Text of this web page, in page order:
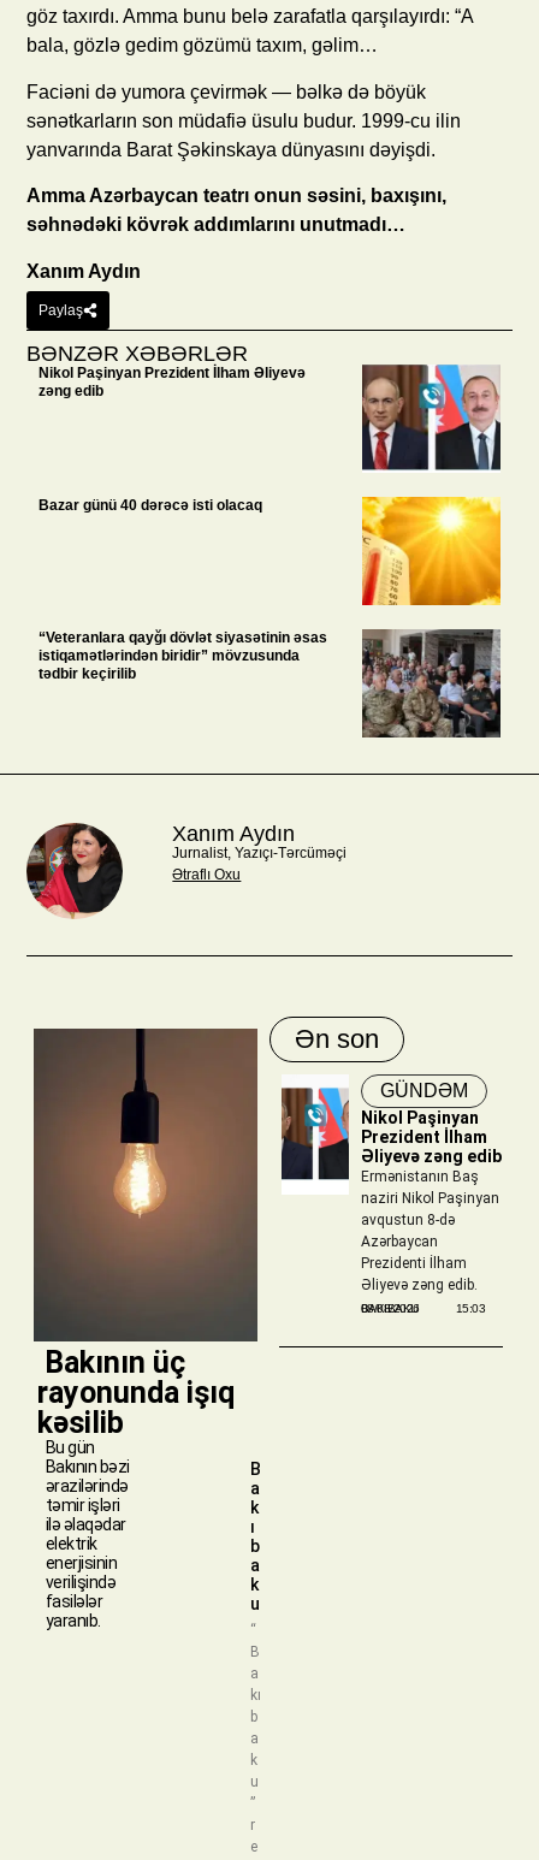
göz taxırdı. Amma bunu belə zarafatla qarşılayırdı: “A
bala, gözlə gedim gözümü taxım, gəlim…
Faciəni də yumora çevirmək — bəlkə də böyük
sənətkarların son müdafiə üsulu budur. 1999-cu ilin
yanvarında Barat Şəkinskaya dünyasını dəyişdi.
Amma Azərbaycan teatrı onun səsini, baxışını,
səhnədəki kövrək addımlarını unutmadı…
Xanım Aydın
Paylaş
BƏNZƏR XƏBƏRLƏR
Nikol Paşinyan Prezident İlham Əliyevə
zəng edib
Bazar günü 40 dərəcə isti olacaq
“Veteranlara qayğı dövlət siyasətinin əsas
istiqamətlərindən biridir” mövzusunda
tədbir keçirilib
Xanım Aydın
Jurnalist, Yazıçı-Tərcüməçi
Ətraflı Oxu
​ Bakının üç
rayonunda işıq
kəsilib
Bu gün
Bakının bəzi
ərazilərində
təmir işləri
ilə əlaqədar
elektrik
enerjisinin
verilişində
fasilələr
yaranıb.
B
a
k
ı
b
a
k
u
“
B
a
kı
b
a
k
u
”
r
e
Ən son
GÜNDƏM
Nikol Paşinyan
Prezident İlham
Əliyevə zəng edib
Ermənistanın Baş
naziri Nikol Paşinyan
avqustun 8-də
Azərbaycan
Prezidenti İlham
Əliyevə zəng edib.
BAKIBAKU
08/08/2026 15:03